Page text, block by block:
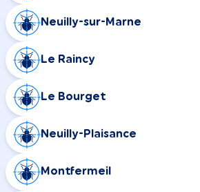
Neuilly-sur-Marne
Le Raincy
Le Bourget
Neuilly-Plaisance
Montfermeil